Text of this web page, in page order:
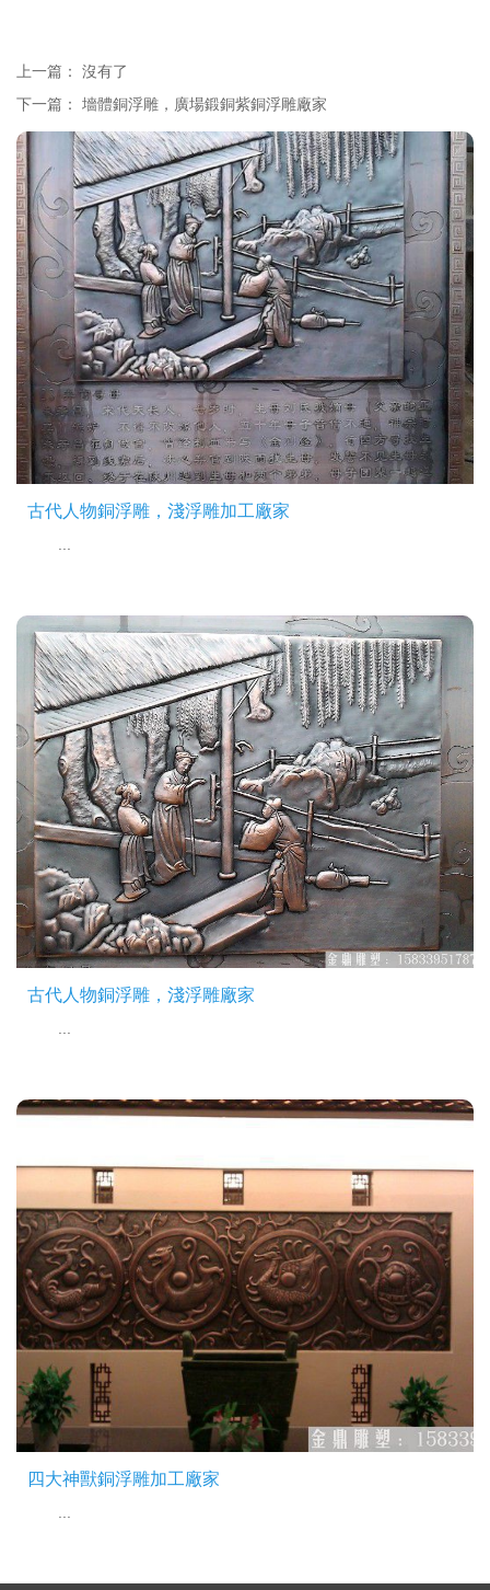
上一篇： 沒有了
下一篇： 墻體銅浮雕，廣場鍛銅紫銅浮雕廠家
古代人物銅浮雕，淺浮雕加工廠家
古代人物銅浮雕，淺浮雕廠家
四大神獸銅浮雕加工廠家